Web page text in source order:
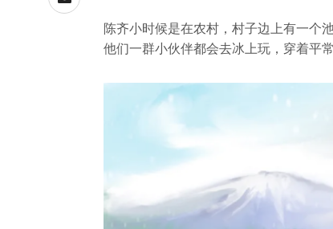
陈齐小时候是在农村，村子边上有一个
他们一群小伙伴都会去冰上玩，穿着平